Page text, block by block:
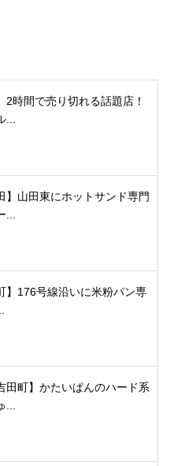
2時間で売り切れる話題店！
】山田東にホットサンド専門
】176号線沿いに米粉パン専
田町】かたいぱんのハード系